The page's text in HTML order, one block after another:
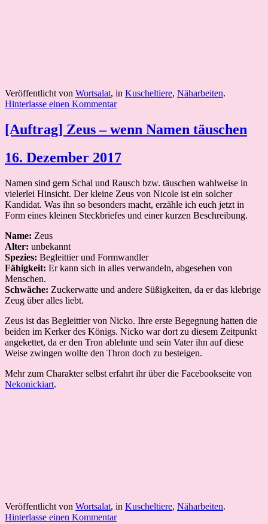
Veröffentlicht von Wortsalat, in Kuscheltiere, Näharbeiten.
Hinterlasse einen Kommentar
[Auftrag] Zeus – wenn Namen täuschen
16. Dezember 2017
Namen sind gern Schal und Rausch bzw. täuschen wahlweise in
vielerlei Hinsicht. Der kleine Zeus von Nicole ist ein solcher
Kandidat. Was ihn so besonders macht, erzähle ich euch jetzt in
Form eines kleinen Steckbriefes und einer kurzen Beschreibung.
Name: Zeus
Alter: unbekannt
Spezies: Begleittier und Formwandler
Fähigkeit: Er kann sich in alles verwandeln, abgesehen von
Menschen.
Schwäche: Zuckerwatte und andere Süßigkeiten, da er das klebrige
Zeug über alles liebt.
Zeus ist das Begleittier von Nicko. Ihre erste Begegnung hatten die
beiden im Kerker des Königs. Nicko war dort zu diesem Zeitpunkt
angekettet, da er den Tron ablehnte und sein Vater ihn auf diese
Weise zwingen wollte den Thron doch zu besteigen.
Mehr zum Charakter selbst erfahrt ihr über die Facebookseite von
Nekonickiart.
Veröffentlicht von Wortsalat, in Kuscheltiere, Näharbeiten.
Hinterlasse einen Kommentar